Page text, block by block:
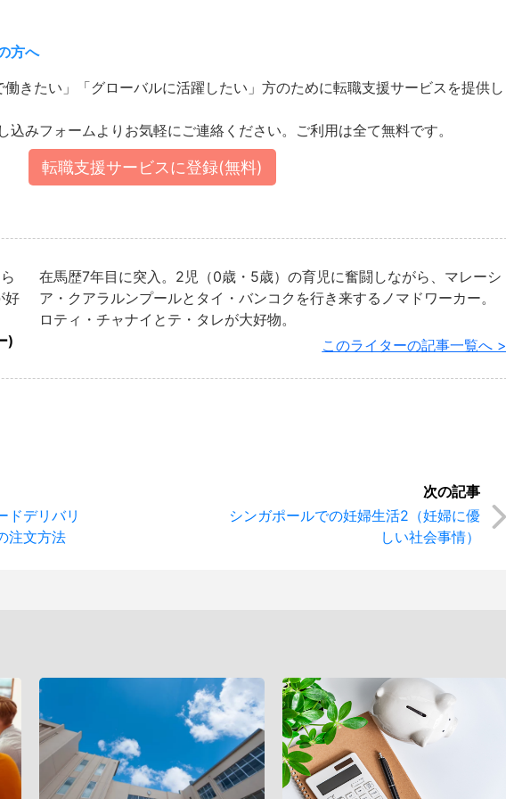
方へ
きたい」「グローバルに活躍したい」方のために転職支援サービスを提供し
みフォームよりお気軽にご連絡ください。ご利用は全て無料です。
転職支援サービスに登録(無料)
好
)
在馬歴7年目に突入。2児（0歳・5歳）の育児に奮闘しながら、マレーシ
ア・クアラルンプールとタイ・バンコクを行き来するノマドワーカー。
ロティ・チャナイとテ・タレが大好物。
このライターの記事一覧へ >
ドデリバリ
注文方法
シンガポールでの妊婦生活2（妊婦に優
しい社会事情）